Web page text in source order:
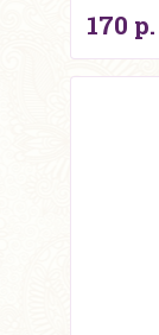
170 р.